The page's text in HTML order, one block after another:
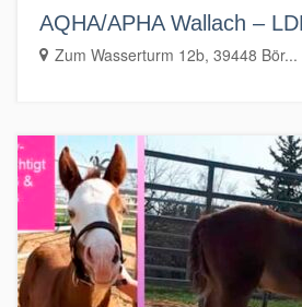
AQHA/APHA Wallach –
Zum Wasserturm 12b, 39448 Bör...